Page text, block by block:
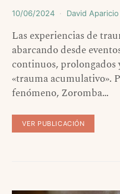
10/06/2024 David Aparicio
Las experiencias de
abarcando desde
continuos, prolongados
«trauma acumulativo».
fenómeno, Zoromba…
VER PUBLICACIÓN